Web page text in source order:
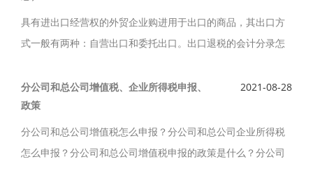
具有进出口经营权的外贸企业购进用于出口的商品，其出口方
式一般有两种：自营出口和委托出口。出口退税的会计分录怎
税的会计分录、举例（汇总）如下。
分公司和总公司增值税、企业所得税申报、
政策
2021-08-28
分公司和总公司增值税怎么申报？分公司和总公司企业所得税
怎么申报？分公司和总公司增值税申报的政策是什么？分公司